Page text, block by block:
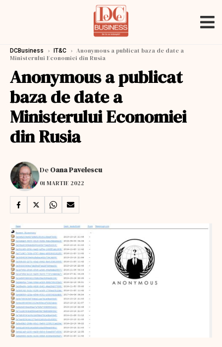
DCBusiness › IT&C › Anonymous a publicat baza de date a
Ministerului Economiei din Rusia
Anonymous a publicat
baza de date a
Ministerului Economiei
din Rusia
De Oana Pavelescu
01 MARTIE 2022